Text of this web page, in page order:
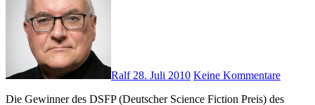
Ralf 28. Juli 2010 Keine Kommentare
Die Gewinner des DSFP (Deutscher Science Fiction Preis) des